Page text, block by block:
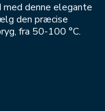
denne elegante
den præcise
fra 50-100 °C.